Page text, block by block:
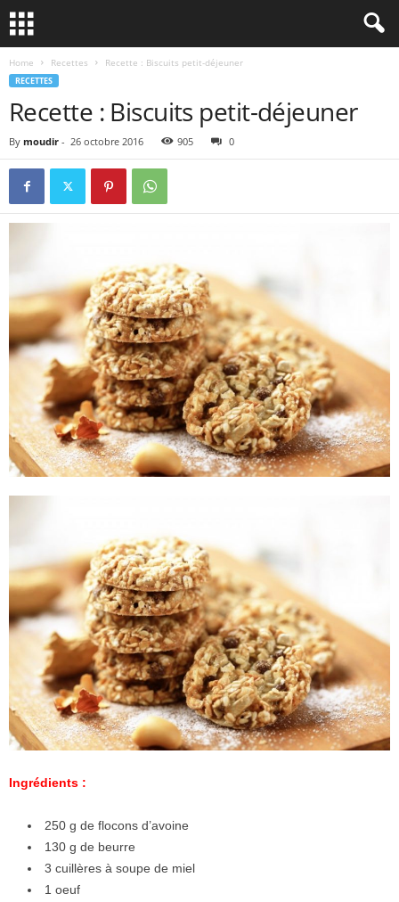
Home Recettes Recette : Biscuits petit-déjeuner
RECETTES
Recette : Biscuits petit-déjeuner
By moudir - 26 octobre 2016 905 0
Ingrédients :
250 g de flocons d’avoine
130 g de beurre
3 cuillères à soupe de miel
1 oeuf